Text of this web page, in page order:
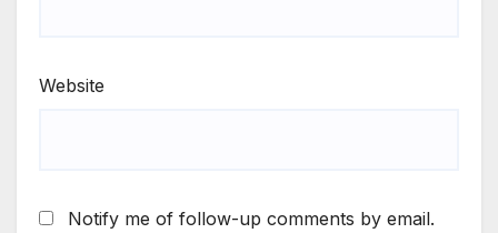
Website
Notify me of follow-up comments by email.